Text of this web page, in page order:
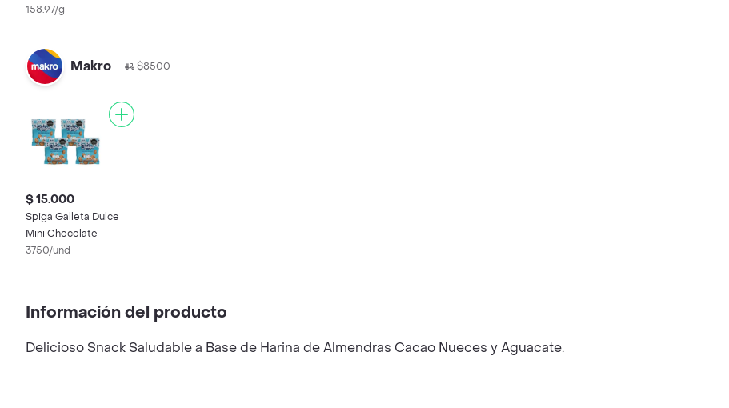
158.97/g
Makro $8500
$ 15.000
Spiga Galleta Dulce
Mini Chocolate
3750/und
Información del producto
Delicioso Snack Saludable a Base de Harina de Almendras Cacao Nueces y Aguacate.